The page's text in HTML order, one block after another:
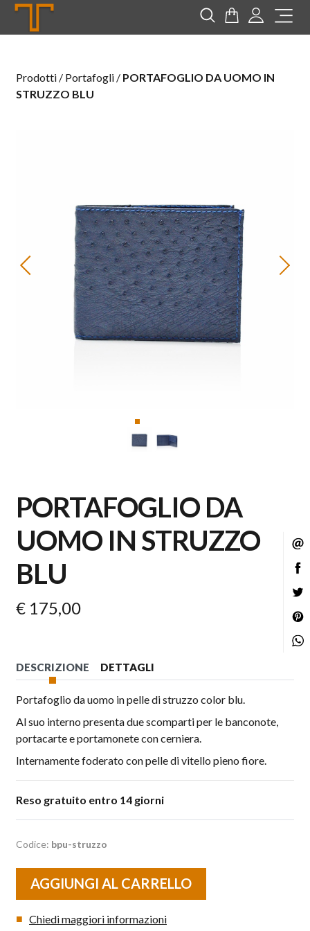
Tannerie Cerca CarrelloLogin
Prodotti / Portafogli / PORTAFOGLIO DA UOMO IN
STRUZZO BLU
PORTAFOGLIO DA
UOMO IN STRUZZO
BLU
€ 175,00
DESCRIZIONE DETTAGLI
Portafoglio da uomo in pelle di struzzo color blu.
Al suo interno presenta due scomparti per le banconote,
portacarte e portamonete con cerniera.
Internamente foderato con pelle di vitello pieno fiore.
Reso gratuito entro 14 giorni
Codice: bpu-struzzo
AGGIUNGI AL CARRELLO
Chiedi maggiori informazioni